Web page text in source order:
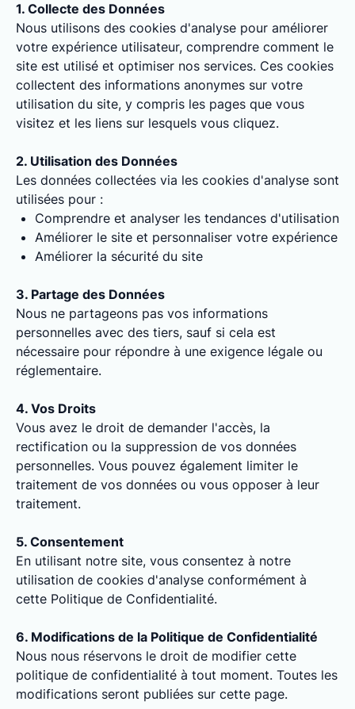
1. Collecte des Données
Nous utilisons des cookies d'analyse pour améliorer
votre expérience utilisateur, comprendre comment le
site est utilisé et optimiser nos services. Ces cookies
collectent des informations anonymes sur votre
utilisation du site, y compris les pages que vous
visitez et les liens sur lesquels vous cliquez.
2. Utilisation des Données
Les données collectées via les cookies d'analyse sont
utilisées pour :
Comprendre et analyser les tendances d'utilisation
Améliorer le site et personnaliser votre expérience
Améliorer la sécurité du site
3. Partage des Données
Nous ne partageons pas vos informations
personnelles avec des tiers, sauf si cela est
nécessaire pour répondre à une exigence légale ou
réglementaire.
4. Vos Droits
Vous avez le droit de demander l'accès, la
rectification ou la suppression de vos données
personnelles. Vous pouvez également limiter le
traitement de vos données ou vous opposer à leur
traitement.
5. Consentement
En utilisant notre site, vous consentez à notre
utilisation de cookies d'analyse conformément à
cette Politique de Confidentialité.
6. Modifications de la Politique de Confidentialité
Nous nous réservons le droit de modifier cette
politique de confidentialité à tout moment. Toutes les
modifications seront publiées sur cette page.